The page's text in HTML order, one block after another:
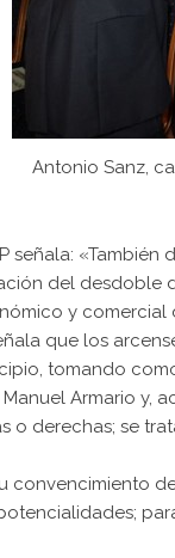
Antonio Sanz,
señala:
del
y comercial
que los
tomando
Armario y,
o derechas; se
convencimiento